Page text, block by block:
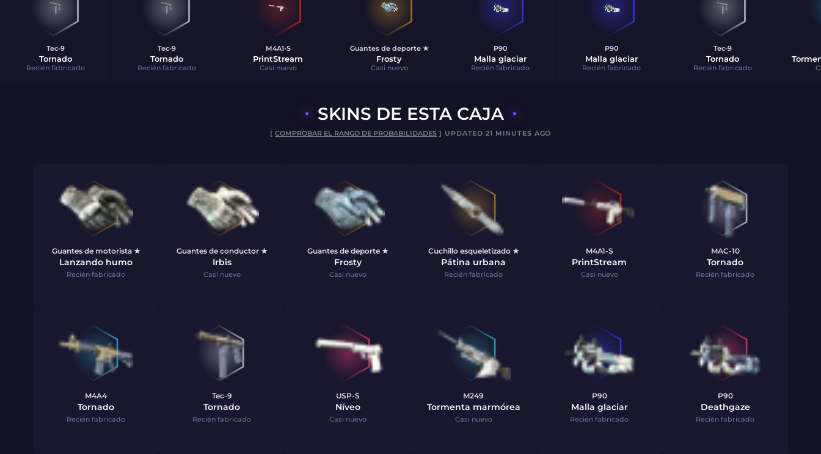
Tec-9
Tornado
Recién fabricado
Tec-9
Tornado
Recién fabricado
M4A1-S
PrintStream
Casi nuevo
Guantes de deporte ★
Frosty
Casi nuevo
P90
Malla glaciar
Recién fabricado
P90
Malla glaciar
Recién fabricado
Tec-9
Tornado
Recién fabricado
SKINS DE ESTA CAJA
[COMPROBAR EL RANGO DE PROBABILIDADES ] UPDATED 21 MINUTES AGO
Guantes de motorista ★
Lanzando humo
Recién fabricado
Guantes de conductor ★
Irbis
Casi nuevo
Guantes de deporte ★
Frosty
Casi nuevo
Cuchillo esqueletizado ★
Pátina urbana
Recién fabricado
M4A1-S
PrintStream
Casi nuevo
MAC-10
Tornado
Recién fabricado
M4A4
Tornado
Recién fabricado
Tec-9
Tornado
Recién fabricado
USP-S
Níveo
Casi nuevo
M249
Tormenta marmórea
Casi nuevo
P90
Malla glaciar
Recién fabricado
P90
Deathgaze
Recién fabricado